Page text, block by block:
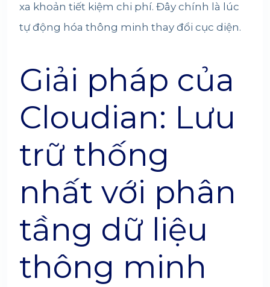
xa khoản tiết kiệm chi phí. Đây chính là lúc
tự động hóa thông minh thay đổi cục diện.
Giải pháp của
Cloudian: Lưu
trữ thống
nhất với phân
tầng dữ liệu
thông minh